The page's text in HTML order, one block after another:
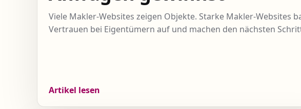
Viele Makler-Websites zeigen Objekte. Starke Makler-Websites
Vertrauen bei Eigentümern auf und machen den nächsten
Artikel lesen